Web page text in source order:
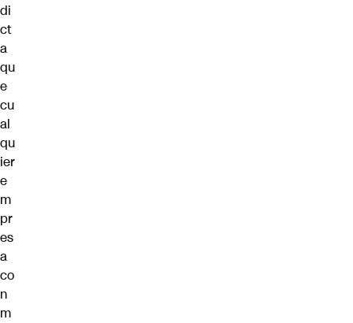
di
ct
a
qu
e
cu
al
qu
ier
e
m
pr
es
a
co
n
m